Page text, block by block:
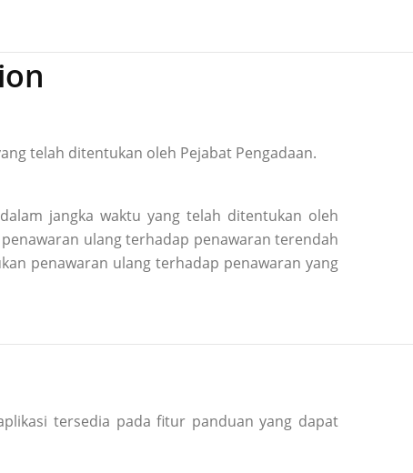
telah ditentukan oleh Pejabat Pengadaan.
jangka waktu yang telah ditentukan oleh
ulang terhadap penawaran terendah
penawaran ulang terhadap penawaran yang
tersedia pada fitur panduan yang dapat